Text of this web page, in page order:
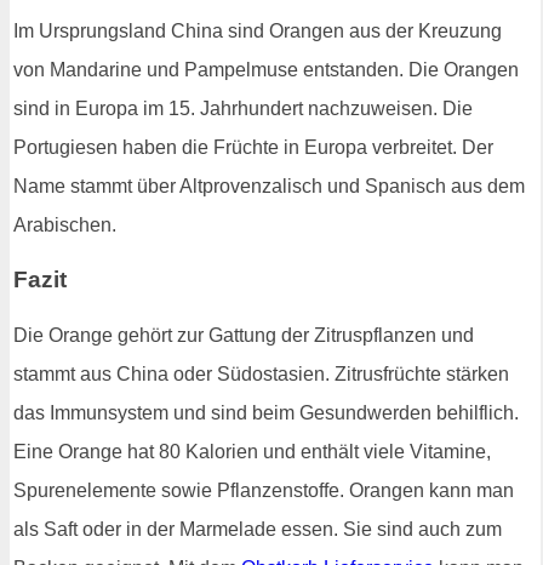
Im Ursprungsland China sind Orangen aus der Kreuzung
von Mandarine und Pampelmuse entstanden. Die Orangen
sind in Europa im 15. Jahrhundert nachzuweisen. Die
Portugiesen haben die Früchte in Europa verbreitet. Der
Name stammt über Altprovenzalisch und Spanisch aus dem
Arabischen.
Fazit
Die Orange gehört zur Gattung der Zitruspflanzen und
stammt aus China oder Südostasien. Zitrusfrüchte stärken
das Immunsystem und sind beim Gesundwerden behilflich.
Eine Orange hat 80 Kalorien und enthält viele Vitamine,
Spurenelemente sowie Pflanzenstoffe. Orangen kann man
als Saft oder in der Marmelade essen. Sie sind auch zum